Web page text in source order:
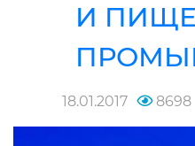
И
18.01.2017 8698